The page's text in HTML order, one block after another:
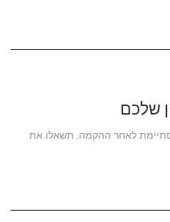
שלכם
לאחר ההקמה. תשאלו את